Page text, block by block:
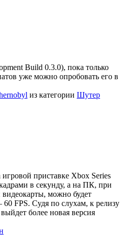
Build 0.3.0), пока только
уже можно опробовать его в
из категории Шутер
приставке Xbox Series
в секунду, а на ПК, при
можно будет
FPS. Судя по слухам, к релизу
более новая версия